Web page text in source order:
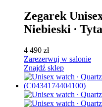
Zegarek
Niebieski ∙
4 490 zł
Zarezerwuj w salonie
Znajdź sklep